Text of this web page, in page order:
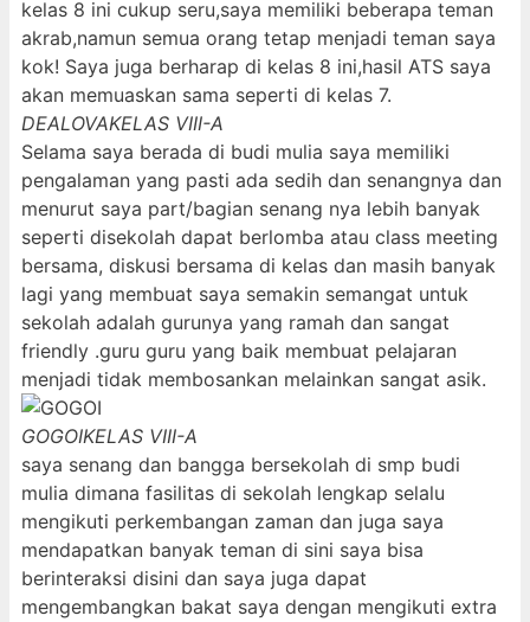
kelas 8 ini cukup seru,saya memiliki beberapa teman
akrab,namun semua orang tetap menjadi teman saya
kok! Saya juga berharap di kelas 8 ini,hasil ATS saya
akan memuaskan sama seperti di kelas 7.
DEALOVAKELAS VIII-A
Selama saya berada di budi mulia saya memiliki
pengalaman yang pasti ada sedih dan senangnya dan
menurut saya part/bagian senang nya lebih banyak
seperti disekolah dapat berlomba atau class meeting
bersama, diskusi bersama di kelas dan masih banyak
lagi yang membuat saya semakin semangat untuk
sekolah adalah gurunya yang ramah dan sangat
friendly .guru guru yang baik membuat pelajaran
menjadi tidak membosankan melainkan sangat asik.
GOGOIKELAS VIII-A
saya senang dan bangga bersekolah di smp budi
mulia dimana fasilitas di sekolah lengkap selalu
mengikuti perkembangan zaman dan juga saya
mendapatkan banyak teman di sini saya bisa
berinteraksi disini dan saya juga dapat
mengembangkan bakat saya dengan mengikuti extra